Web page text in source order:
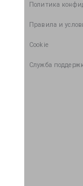
Политика
Правила и
Cookie
Служба